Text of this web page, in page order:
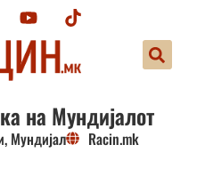
на Мундијалот
, Мундијал Racin.mk